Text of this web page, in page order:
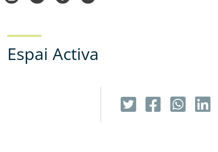
principal
Espai Activa